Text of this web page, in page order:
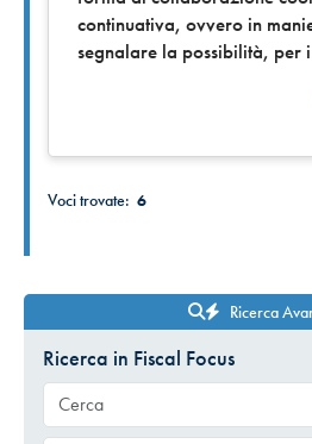
continuativa, ovvero in
segnalare la possibilità, per
Voci trovate: 6
Ricerca
Ricerca in Fiscal Focus